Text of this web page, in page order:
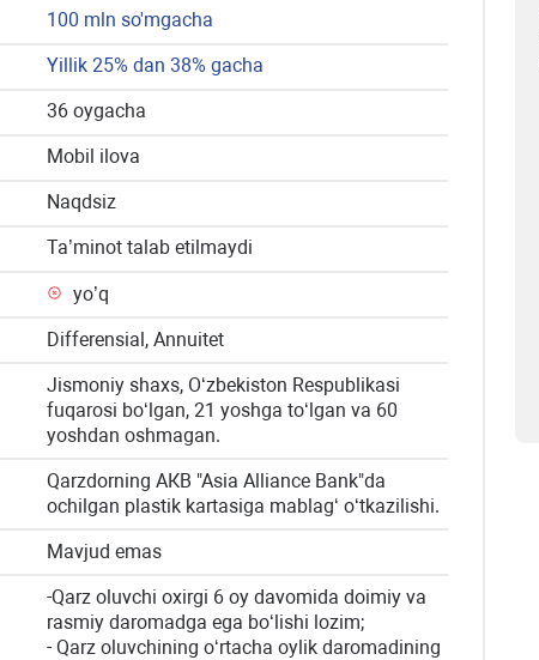
100 mln so'mgacha
Yillik 25% dan 38% gacha
36 oygacha
Mobil ilova
Naqdsiz
Ta’minot talab etilmaydi
yo’q
Differensial, Annuitet
Jismoniy shaxs, O‘zbekiston Respublikasi
fuqarosi bo‘lgan, 21 yoshga to‘lgan va 60
yoshdan oshmagan.
Qarzdorning АКB "Asia Alliance Bank"da
ochilgan plastik kartasiga mablag‘ o‘tkazilishi.
Mavjud emas
-Qarz oluvchi oxirgi 6 oy davomida doimiy va
rasmiy daromadga ega bo‘lishi lozim;
- Qarz oluvchining o‘rtacha oylik daromadining